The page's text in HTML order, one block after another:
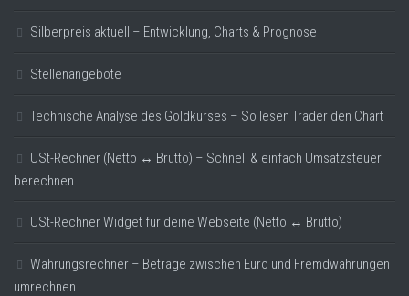
Silberpreis aktuell – Entwicklung, Charts & Prognose
Stellenangebote
Technische Analyse des Goldkurses – So lesen Trader den Chart
USt-Rechner (Netto ↔ Brutto) – Schnell & einfach Umsatzsteuer
berechnen
USt-Rechner Widget für deine Webseite (Netto ↔ Brutto)
Währungsrechner – Beträge zwischen Euro und Fremdwährungen
umrechnen